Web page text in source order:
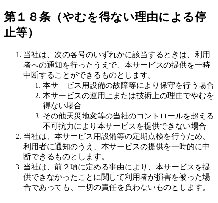
第１８条（やむを得ない理由による停
止等）
当社は、次の各号のいずれかに該当するときは、利用
者への通知を行ったうえで、本サービスの提供を一時
中断することができるものとします。
本サービス用設備の故障等により保守を行う場合
本サービスの運用上または技術上の理由でやむを
得ない場合
その他天災地変等の当社のコントロールを超える
不可抗力により本サービスを提供できない場合
当社は、本サービス用設備等の定期点検を行うため、
利用者に通知のうえ、本サービスの提供を一時的に中
断できるものとします。
当社は、前２項に定める事由により、本サービスを提
供できなかったことに関して利用者が損害を被った場
合であっても、一切の責任を負わないものとします。